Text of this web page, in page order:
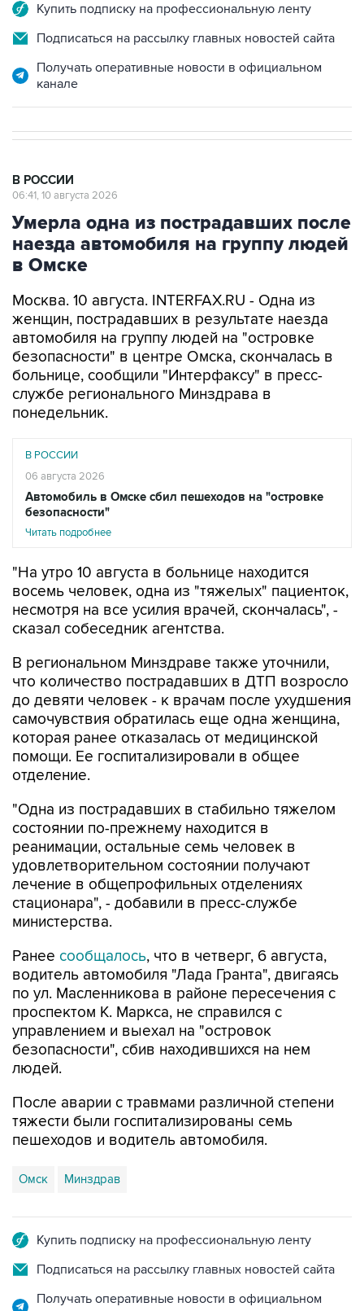
Купить подписку на профессиональную ленту
Подписаться на рассылку главных новостей сайта
Получать оперативные новости в официальном
канале
В РОССИИ
06:41, 10 августа 2026
Умерла одна из пострадавших после
наезда автомобиля на группу людей
в Омске
Москва. 10 августа. INTERFAX.RU - Одна из
женщин, пострадавших в результате наезда
автомобиля на группу людей на "островке
безопасности" в центре Омска, скончалась в
больнице, сообщили "Интерфаксу" в пресс-
службе регионального Минздрава в
понедельник.
В РОССИИ
06 августа 2026
Автомобиль в Омске сбил пешеходов на "островке
безопасности"
Читать подробнее
"На утро 10 августа в больнице находится
восемь человек, одна из "тяжелых" пациенток,
несмотря на все усилия врачей, скончалась", -
сказал собеседник агентства.
В региональном Минздраве также уточнили,
что количество пострадавших в ДТП возросло
до девяти человек - к врачам после ухудшения
самочувствия обратилась еще одна женщина,
которая ранее отказалась от медицинской
помощи. Ее госпитализировали в общее
отделение.
"Одна из пострадавших в стабильно тяжелом
состоянии по-прежнему находится в
реанимации, остальные семь человек в
удовлетворительном состоянии получают
лечение в общепрофильных отделениях
стационара", - добавили в пресс-службе
министерства.
Ранее сообщалось, что в четверг, 6 августа,
водитель автомобиля "Лада Гранта", двигаясь
по ул. Масленникова в районе пересечения с
проспектом К. Маркса, не справился с
управлением и выехал на "островок
безопасности", сбив находившихся на нем
людей.
После аварии с травмами различной степени
тяжести были госпитализированы семь
пешеходов и водитель автомобиля.
Омск Минздрав
Купить подписку на профессиональную ленту
Подписаться на рассылку главных новостей сайта
Получать оперативные новости в официальном